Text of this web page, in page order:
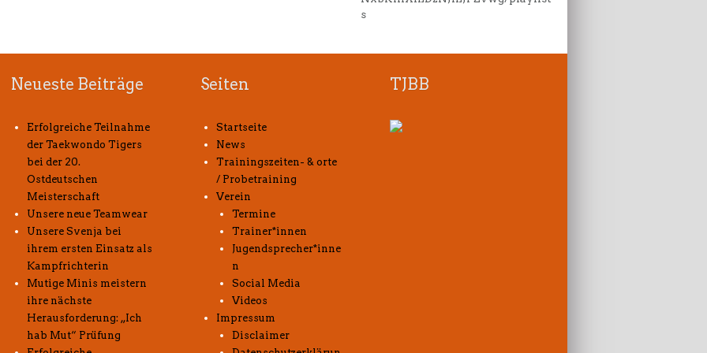
s
Neueste Beiträge
Erfolgreiche Teilnahme
der Taekwondo Tigers
bei der 20.
Ostdeutschen
Meisterschaft
Unsere neue Teamwear
Unsere Svenja bei
ihrem ersten Einsatz als
Kampfrichterin
Mutige Minis meistern
ihre nächste
Herausforderung: „Ich
hab Mut“ Prüfung
Seiten
Startseite
News
Trainingszeiten- & orte
/ Probetraining
Verein
Termine
Trainer*innen
Jugendsprecher*inne
n
Social Media
Videos
Impressum
Disclaimer
TJBB